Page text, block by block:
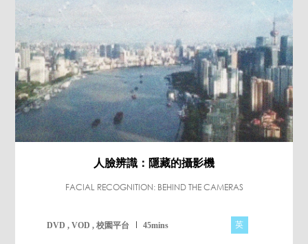
人臉辨識：隱藏的攝影機
FACIAL RECOGNITION: BEHIND THE CAMERAS
DVD , VOD , 校園平台 45mins 英